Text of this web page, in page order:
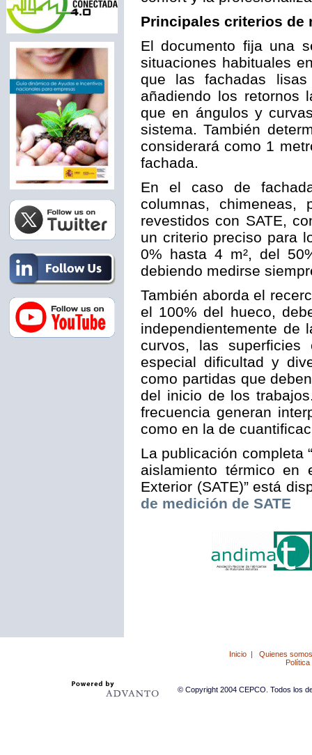
Principales criterios de
El documento fija una
situaciones habituales
que las fachadas
añadiendo los retornos
que en ángulos y
sistema. También
considerará como 1
fachada.
En el caso de
columnas, chimeneas,
revestidos con SATE,
un criterio preciso para
0% hasta 4 m², del
debiendo medirse
También aborda el
el 100% del hueco,
independientemente de
curvos, las superficies
especial dificultad y
como partidas que
del inicio de los
frecuencia generan
como en la de
La publicación completa
aislamiento térmico en
Exterior (SATE)” está
de medición de SATE
Inicio | Quienes somos
Política
© Copyright 2004 CEPCO. Todos los